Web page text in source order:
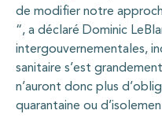
de modifier notre
“, a déclaré Dominic
intergouvernementales,
sanitaire s’est
n’auront donc plus
quarantaine ou